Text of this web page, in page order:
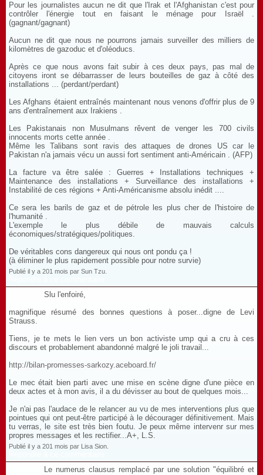
Pour les journalistes aucun ne dit que l'Irak et l'Afghanistan c'est pour
contrôler l'énergie tout en faisant le ménage pour Israël .
(gagnant/gagnant)
Aucun ne dit que nous ne pourrons jamais surveiller des milliers de
kilomètres de gazoduc et d'oléoducs.
Après ce que nous avons fait subir à ces deux pays, pas mal de
citoyens iront se débarrasser de leurs bouteilles de gaz à côté des
installations ... (perdant/perdant)
Les Afghans étaient entraînés maintenant nous venons d'offrir plus de 9
ans d'entraînement aux Irakiens .
Les Pakistanais non Musulmans rêvent de venger les 700 civils
innocents morts cette année .
Même les Talibans sont ravis des attaques de drones US car le
Pakistan n'a jamais vécu un aussi fort sentiment anti-Américain . (AFP)
La facture va être salée : Guerres + Installations techniques +
Maintenance des installations + Surveillance des installations +
Instabilité de ces régions + Anti-Américanisme absolu inédit ....
Ce sera les barils de gaz et de pétrole les plus cher de l'histoire de
l'humanité .
L'exemple le plus débile de mauvais calculs
économiques/stratégiques/politiques.
De véritables cons dangereux qui nous ont pondu ça !
(à éliminer le plus rapidement possible pour notre survie)
Publié il y a 201 mois par Sun Tzu.
Slu l'enfoiré,
magnifique résumé des bonnes questions à poser...digne de Levi
Strauss.
Tiens, je te mets le lien vers un bon activiste ump qui a cru à ces
discours et probablement abandonné malgré le joli travail...
http://bilan-promesses-sarkozy.aceboard.fr/
Le mec était bien parti avec une mise en scène digne d'une pièce en
deux actes et à mon avis, il a du dévisser au bout de quelques mois...
Je n'ai pas l'audace de le relancer au vu de mes interventions plus que
pointues qui ont peut-être participé à le décourager définitivement. Mais
tu verras, le site est très bien foutu. Je peux même intervenr sur mes
propres messages et les rectifier...A+, L.S.
Publié il y a 201 mois par Lisa Sion.
Le numerus clausus remplacé par une solution "équilibré et